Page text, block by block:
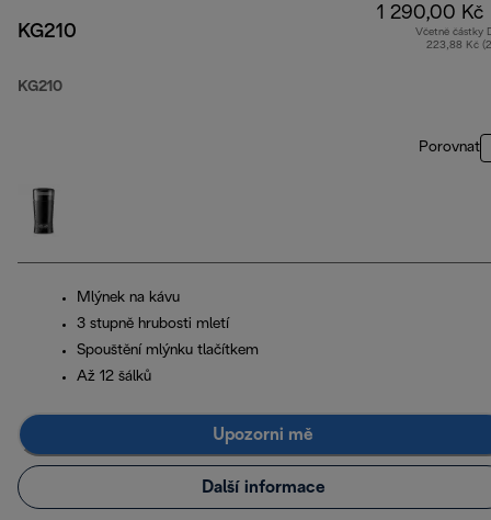
KG210
KG210
1 290,00 Kč
Včetně částky
223,88 Kč
Porovnat
Mlýnek na kávu
3 stupně hrubosti mletí
Spouštění mlýnku tlačítkem
Až 12 šálků
Upozorni mě
Další informace